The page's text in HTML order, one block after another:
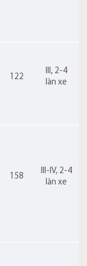
122
III, 2-4
làn xe
158
III-IV, 2-4
làn xe